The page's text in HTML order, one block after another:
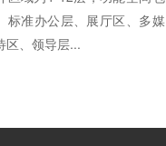
标准办公层、展厅区、多媒
区、领导层...